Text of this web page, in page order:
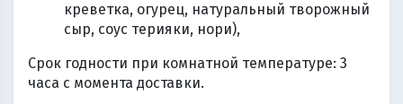
креветка, огурец, натуральный творожный
сыр, соус терияки, нори),
Срок годности при комнатной температуре: 3
часа с момента доставки.